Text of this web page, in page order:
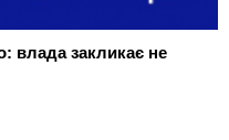
влада закликає не